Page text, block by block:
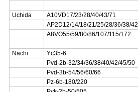
Uchida
A10VD17/23/28/40/43/71
AP2D12/14/18/21/25/28/36/38/42
A8VO55/59/80/86/107/115/172
Nachi
Yc35-6
Pvd-2b-32/34/36/38/40/42/45/50
Pvd-3b-54/56/60/66
Pz-6b-180/220